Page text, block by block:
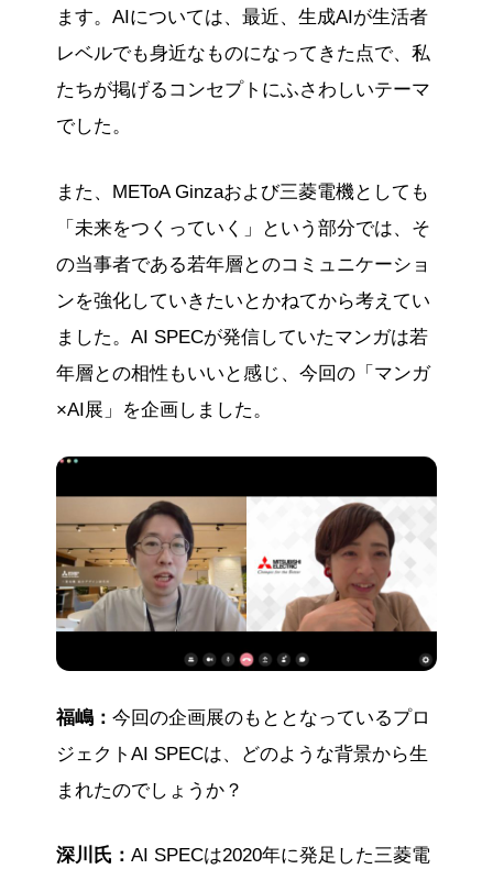
ます。AIについては、最近、生成AIが生活者
レベルでも身近なものになってきた点で、私
たちが掲げるコンセプトにふさわしいテーマ
でした。
また、METoA Ginzaおよび三菱電機としても
「未来をつくっていく」という部分では、そ
の当事者である若年層とのコミュニケーショ
ンを強化していきたいとかねてから考えてい
ました。AI SPECが発信していたマンガは若
年層との相性もいいと感じ、今回の「マンガ
×AI展」を企画しました。
福嶋： 今回の企画展のもととなっているプロ
ジェクトAI SPECは、どのような背景から生
まれたのでしょうか？
深川氏： AI SPECは2020年に発足した三菱電